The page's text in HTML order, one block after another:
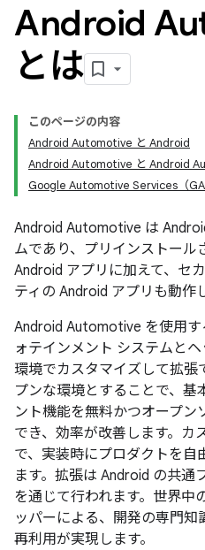
Android
とは
このページの内容
Android Automotive と Android
Android Automotive と Android
Google Automotive Services（
Android Automotive は
ムであり、プリインストール
Android アプリに加えて、セ
ティの Android アプリも動作
Android Automotive を使用
ォテインメント システムと
環境でカスタマイズして拡張
プンな環境とすることで、基
ント機能を無料かつオープン
でき、効率が改善します。カ
で、実装時にプロダクトを自
ます。拡張は Android の共通
を通じて行われます。世界中
ッパーによる、開発の専門
再利用が実現します。